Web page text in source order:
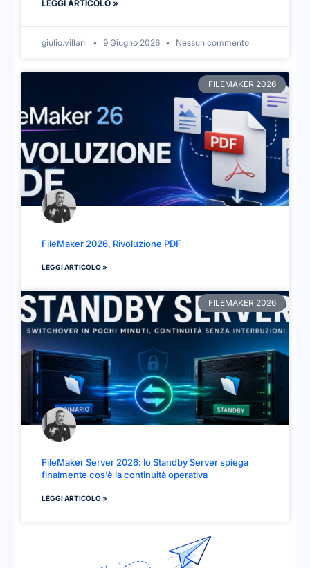
LEGGI ARTICOLO »
giulio.villani 9 Giugno 2026 Nessun commento
FILEMAKER 2026
FileMaker 2026, Rivoluzione PDF
LEGGI ARTICOLO »
FILEMAKER 2026
FileMaker Server 2026: lo Standby Server spiega
finalmente cos’è la continuità operativa
LEGGI ARTICOLO »